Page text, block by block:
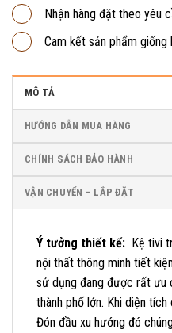
Nhận hàng đặt theo yêu
Cam kết sản phẩm giống
MÔ TẢ
HƯỚNG DẪN MUA HÀNG
CHÍNH SÁCH BẢO HÀNH
VẬN CHUYỂN – LẮP ĐẶT
Ý tưởng thiết kế: Kệ tivi
nội thất thông minh tiết
sử dụng đang được rất ưu
thành phố lớn. Khi diện
Đón đầu xu hướng đó